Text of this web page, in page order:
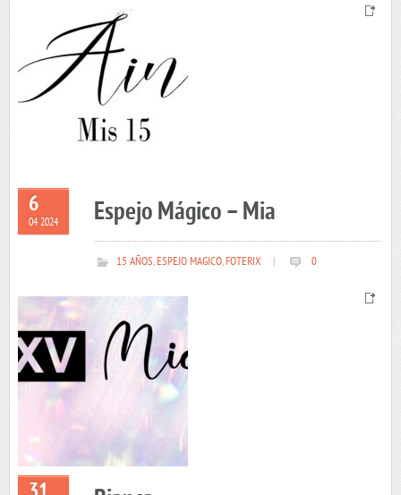
6
04 2024 Espejo Mágico – Mia
15 AÑOS,ESPEJO MAGICO,FOTERIX 0